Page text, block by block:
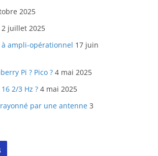
2025
2 juillet 2025
ampli-opérationnel 17 juin
Pi ? Pico ? 4 mai 2025
2/3 Hz ? 4 mai 2025
par une antenne 3